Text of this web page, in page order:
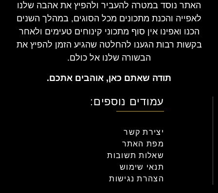
האתר נוסד במטרה להעביר ולהפיץ את אהבה שלנו
לאפייה והכנת מתכונים מכל הסוגים, במהלך השנים
הכנו ואפינו אין סוף מתכוני קינוחים טעימים ולאחר
בקשות רבות הגענו להחלטה שהגיע הזמן להפיץ את
הבשורה שלנו אל כולם.
תודה שאתם כאן, אוהבים אתכם.
עמודים נוספים:
יצירת קשר
מפת האתר
שאלות תשובות
תנאי שימוש
הצהרת נגישות